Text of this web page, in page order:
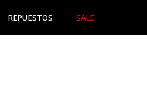
REPUESTOS SALE